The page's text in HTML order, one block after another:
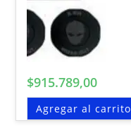
$915.789,00
Agregar al carrito